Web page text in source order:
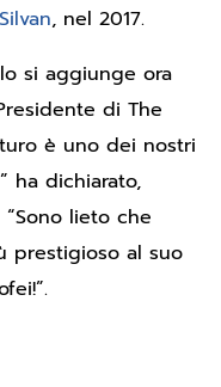
Silvan, nel 2017.
si aggiunge ora
di The
è uno dei nostri
ha dichiarato,
lieto che
prestigioso al suo